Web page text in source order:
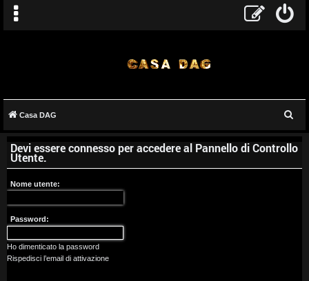
r
g
o
m
e
Casa DAG
r
Devi essere connesso per accedere al Pannello di Controllo
Utente.
Nome utente:
Password:
Ho dimenticato la password
Rispedisci l’email di attivazione